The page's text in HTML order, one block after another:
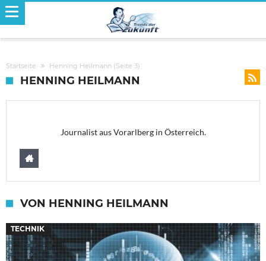
Startseite Henning Heilmann (Seite 3)
HENNING HEILMANN
Journalist aus Vorarlberg in Österreich.
VON HENNING HEILMANN
TECHNIK